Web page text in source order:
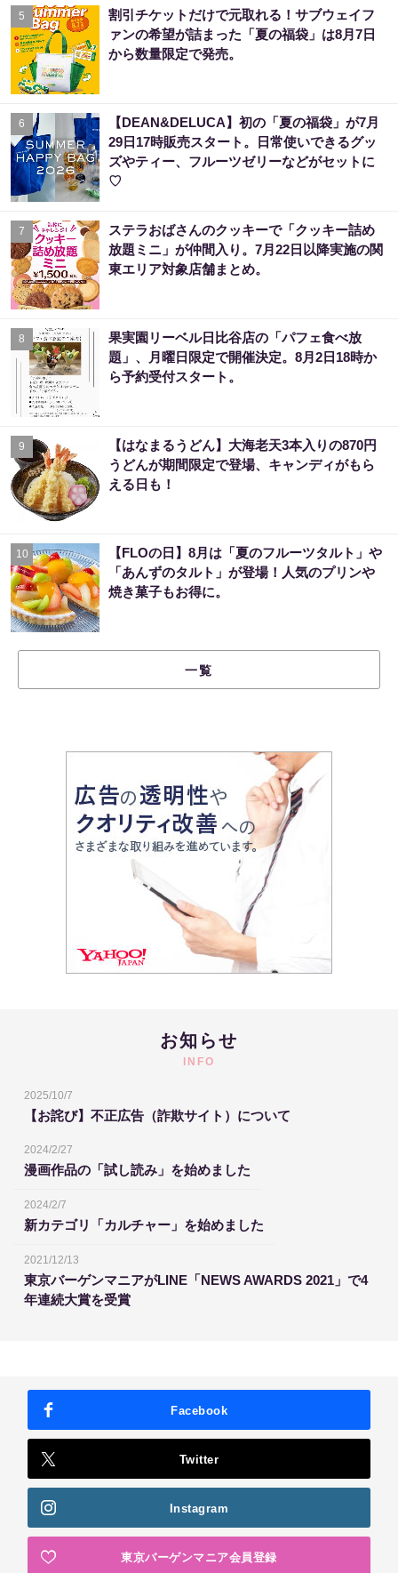
5
割引チケットだけで元取れる！サブウェイフ
ァンの希望が詰まった「夏の福袋」は8月7日
から数量限定で発売。
6
【DEAN&DELUCA】初の「夏の福袋」が7月
29日17時販売スタート。日常使いできるグッ
ズやティー、フルーツゼリーなどがセットに
♡
7
ステラおばさんのクッキーで「クッキー詰め
放題ミニ」が仲間入り。7月22日以降実施の関
東エリア対象店舗まとめ。
8
果実園リーベル日比谷店の「パフェ食べ放
題」、月曜日限定で開催決定。8月2日18時か
ら予約受付スタート。
9
【はなまるうどん】大海老天3本入りの870円
うどんが期間限定で登場、キャンディがもら
える日も！
10
【FLOの日】8月は「夏のフルーツタルト」や
「あんずのタルト」が登場！人気のプリンや
焼き菓子もお得に。
一覧
お知らせ
INFO
2025/10/7
【お詫び】不正広告（詐欺サイト）について
2024/2/27
漫画作品の「試し読み」を始めました
2024/2/7
新カテゴリ「カルチャー」を始めました
2021/12/13
東京バーゲンマニアがLINE「NEWS AWARDS 2021」で4
年連続大賞を受賞
Facebook
Twitter
Instagram
東京バーゲンマニア会員登録